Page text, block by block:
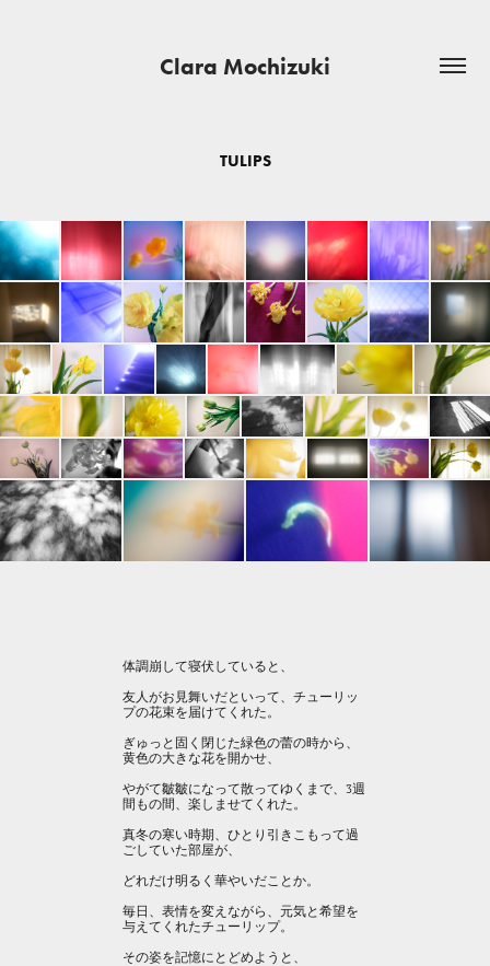
Clara Mochizuki
TULIPS
体調崩して寝伏していると、
友人がお見舞いだといって、チューリッ
プの花束を届けてくれた。
ぎゅっと固く閉じた緑色の蕾の時から、
黄色の大きな花を開かせ、
やがて皺皺になって散ってゆくまで、3週
間もの間、楽しませてくれた。
真冬の寒い時期、ひとり引きこもって過
ごしていた部屋が、
どれだけ明るく華やいだことか。
毎日、表情を変えながら、元気と希望を
与えてくれたチューリップ。
その姿を記憶にとどめようと、